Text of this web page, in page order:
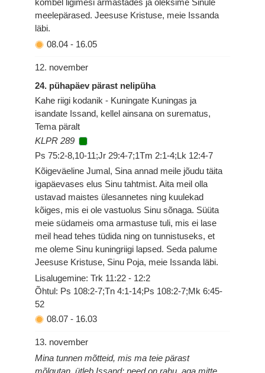
kombel ligimesi armastades ja oleksime Sinule
meelepärased. Jeesuse Kristuse, meie Issanda
läbi.
08.04 - 16.05
12. november
24. pühapäev pärast nelipüha
Kahe riigi kodanik - Kuningate Kuningas ja
isandate Issand, kellel ainsana on surematus,
Tema päralt
KLPR 289
Ps 75:2-8,10-11;Jr 29:4-7;1Tm 2:1-4;Lk 12:4-7
Kõigeväeline Jumal, Sina annad meile jõudu täita
igapäevases elus Sinu tahtmist. Aita meil olla
ustavad maistes ülesannetes ning kuulekad
kõiges, mis ei ole vastuolus Sinu sõnaga. Süüta
meie südameis oma armastuse tuli, mis ei lase
meil head tehes tüdida ning on tunnistuseks, et
me oleme Sinu kuningriigi lapsed. Seda palume
Jeesuse Kristuse, Sinu Poja, meie Issanda läbi.
Lisalugemine: Trk 11:22 - 12:2
Õhtul: Ps 108:2-7;Tn 4:1-14;Ps 108:2-7;Mk 6:45-
52
08.07 - 16.03
13. november
Mina tunnen mõtteid, mis ma teie pärast
mõlgutan, ütleb Issand: need on rahu, aga mitte